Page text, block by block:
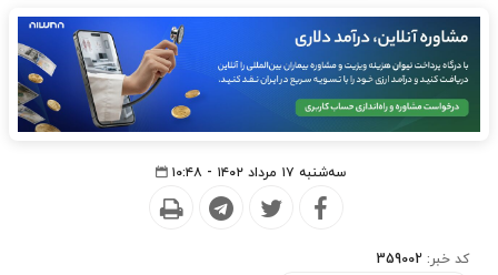
سه‌شنبه ۱۷ مرداد ۱۴۰۲ - ۱۰:۴۸
کد خبر: 359002